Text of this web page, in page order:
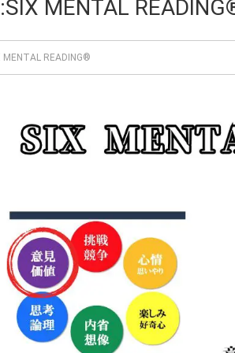
MENTAL
MENTAL READING®︎